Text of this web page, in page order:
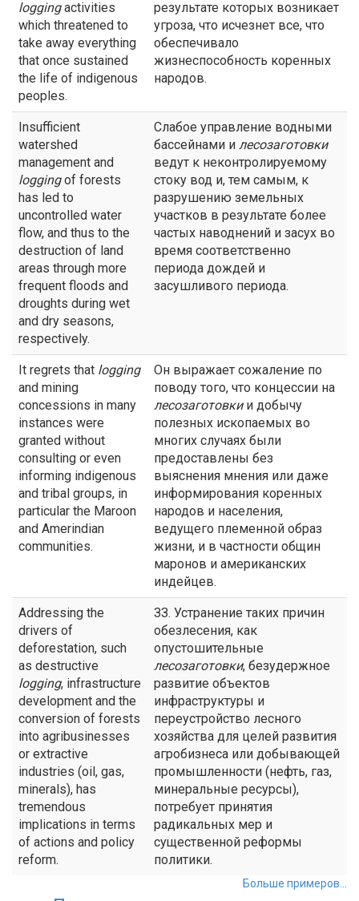
loggingactivities
which threatened to
take away everything
that once sustained
the life of indigenous
peoples.
результате которых возникает
угроза, что исчезнет все, что
обеспечивало
жизнеспособность коренных
народов.
Insufficient
watershed
management and
loggingof forests
has led to
uncontrolled water
flow, and thus to the
destruction of land
areas through more
frequent floods and
droughts during wet
and dry seasons,
respectively.
Слабое управление водными
бассейнами и лесозаготовки
ведут к неконтролируемому
стоку вод и, тем самым, к
разрушению земельных
участков в результате более
частых наводнений и засух во
время соответственно
периода дождей и
засушливого периода.
It regrets that logging
and mining
concessions in many
instances were
granted without
consulting or even
informing indigenous
and tribal groups, in
particular the Maroon
and Amerindian
communities.
Он выражает сожаление по
поводу того, что концессии на
лесозаготовкии добычу
полезных ископаемых во
многих случаях были
предоставлены без
выяснения мнения или даже
информирования коренных
народов и населения,
ведущего племенной образ
жизни, и в частности общин
маронов и американских
индейцев.
Addressing the
drivers of
deforestation, such
as destructive
logging, infrastructure
development and the
conversion of forests
into agribusinesses
or extractive
industries (oil, gas,
minerals), has
tremendous
implications in terms
of actions and policy
reform.
ЗЗ. Устранение таких причин
обезлесения, как
опустошительные
лесозаготовки, безудержное
развитие объектов
инфраструктуры и
переустройство лесного
хозяйства для целей развития
агробизнеса или добывающей
промышленности (нефть, газ,
минеральные ресурсы),
потребует принятия
радикальных мер и
существенной реформы
политики.
Больше примеров...